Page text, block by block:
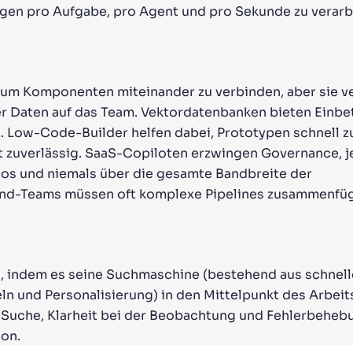
pro Aufgabe, pro Agent und pro Sekunde zu
Komponenten miteinander zu verbinden, aber sie
auf das Team. Vektordatenbanken bieten
Low-Code-Builder helfen dabei, Prototypen schnell
SaaS-Copiloten erzwingen Governance,
und niemals über die gesamte Bandbreite der
Teams müssen oft komplexe Pipelines
es seine Suchmaschine (bestehend aus
und Personalisierung) in den Mittelpunkt des
Klarheit bei der Beobachtung und